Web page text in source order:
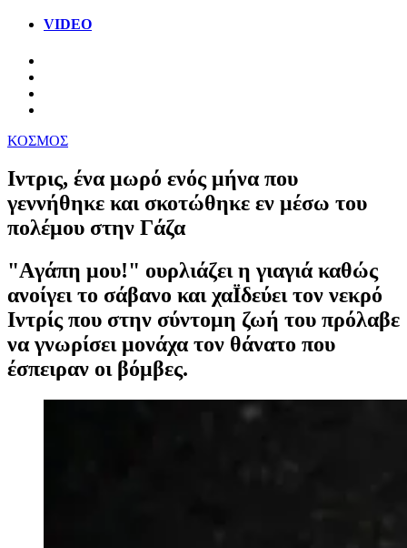
VIDEO
ΚΟΣΜΟΣ
Ιντρις, ένα μωρό ενός μήνα που
γεννήθηκε και σκοτώθηκε εν μέσω του
πολέμου στην Γάζα
"Aγάπη μου!" ουρλιάζει η γιαγιά καθώς
ανοίγει το σάβανο και χαΪδεύει τον νεκρό
Ιντρίς που στην σύντομη ζωή του πρόλαβε
να γνωρίσει μονάχα τον θάνατο που
έσπειραν οι βόμβες.